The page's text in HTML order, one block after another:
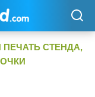
СТЕНДА,